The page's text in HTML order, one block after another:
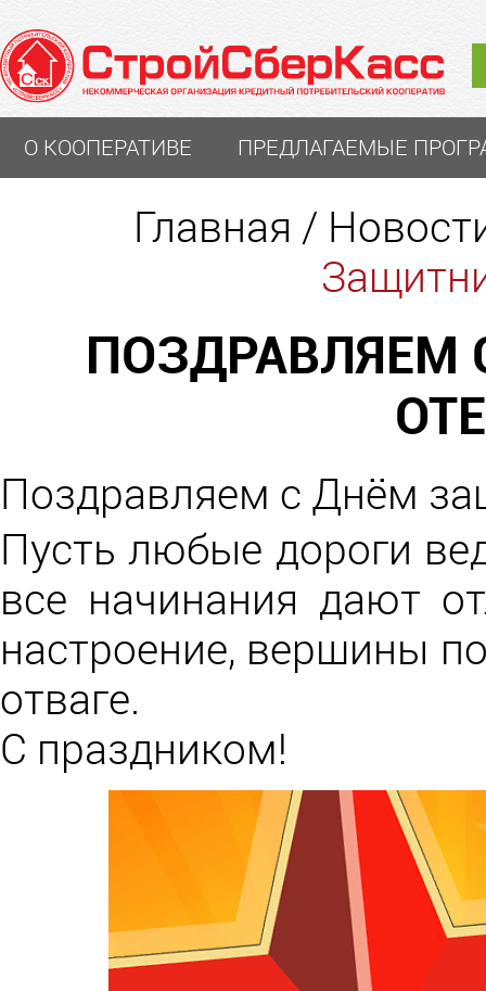
О КООПЕРАТИВЕ ПРЕДЛАГАЕМЫЕ
Главная /
Поздравляем с Днём
Пусть любые дороги
все начинания дают
настроение, вершины
отваге.
С праздником!